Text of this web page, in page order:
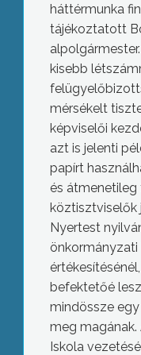
háttérmunka
tájékoztatott
kisebb
mérsékelt
képviselői
azt is jelenti
papírt
és
köztisztviselők
Nyertest
önkormányzati
befektetőé
mindössze
meg magának.
Iskola